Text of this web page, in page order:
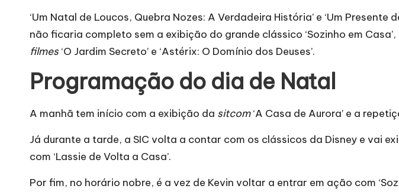
‘Um Natal de Loucos, Quebra Nozes: A Verdadeira História’ e ‘Um Presente
não ficaria completo sem a exibição do grande clássico ‘Sozinho em Casa’,
filmes ‘O Jardim Secreto’ e ‘Astérix: O Domínio dos Deuses’.
Programação do dia de Natal
A manhã tem início com a exibição da sitcom‘A Casa de Aurora’ e a
Já durante a tarde, a SIC volta a contar com os clássicos da Disney e vai
com ‘Lassie de Volta a Casa’.
Por fim, no horário nobre, é a vez de Kevin voltar a entrar em ação com